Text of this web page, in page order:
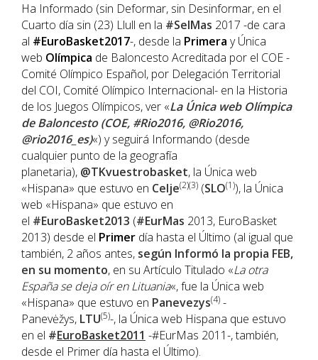
Ha Informado (sin Deformar, sin Desinformar, en el
Cuarto día sin (23) Llull en la #SelMas 2017 -de cara
al #EuroBasket2017-, desde la Primera y Única
web Olímpica de Baloncesto Acreditada por el COE -
Comité Olímpico Español, por Delegación Territorial
del COI, Comité Olímpico Internacional- en la Historia
de los Juegos Olímpicos, ver «La Única web Olímpica
de Baloncesto (COE, #Rio2016, @Rio2016,
@rio2016_es)«) y seguirá Informando (desde
cualquier punto de la geografía
planetaria), @TKvuestrobasket, la Única web
«Hispana» que estuvo en Celje(2)(3) (SLO(1)), la Única
web «Hispana» que estuvo en
el #EuroBasket2013 (#EurMas 2013, EuroBasket
2013) desde el Primer día hasta el Último (al igual que
también, 2 años antes, según Informó la propia FEB,
en su momento, en su Artículo Titulado «La otra
España se deja oír en Lituania«, fue la Única web
«Hispana» que estuvo en Panevezys(4) -
Panevėžys, LTU(5)-, la Única web Hispana que estuvo
en el #EuroBasket2011 -#EurMas 2011-, también,
desde el Primer día hasta el Último).